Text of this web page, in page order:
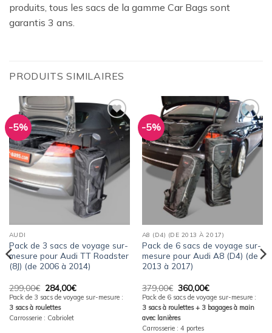
produits, tous les sacs de la gamme Car Bags sont
garantis 3 ans.
PRODUITS SIMILAIRES
-5%
Ajouter
à la
wishlist
AUDI
Pack de 3 sacs de voyage sur-
mesure pour Audi TT Roadster
(8J) (de 2006 à 2014)
299,00€ Le
prix
initial
était :
299,00€.
284,00€Le
prix
actuel
Pack de 3 sacs de voyage sur-mesure :
3 sacs à roulettes
Carrosserie : Cabriolet
-5%
Ajouter
à la
wishlist
A8 (D4) (DE 2013 À 2017)
Pack de 6 sacs de voyage sur-
mesure pour Audi A8 (D4) (de
2013 à 2017)
379,00€ Le
prix
initial
était :
379,00€.
360,00€Le
prix
actuel
est :
Pack de 6 sacs de voyage sur-mesure :
3 sacs à roulettes + 3 bagages à main
avec lanières
Carrosserie : 4 portes